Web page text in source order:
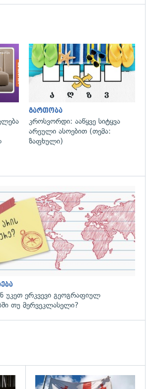
გართობა
კროსვორდი: ააწყვე სიტყვა
არეული ასოებით (თემა:
ზაფხული)
უკეთ ერკვევი გეოგრაფიულ
თუ მერვეკლასელი?